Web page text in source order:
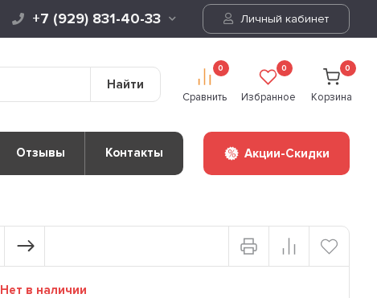
+7 (929) 831-40-33 Личный кабинет
Найти
0
Сравнить
0
Избранное
0
Корзина
Отзывы Контакты Акции-Скидки
Нет в наличии